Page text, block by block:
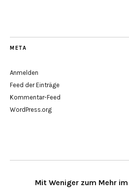
META
Anmelden
Feed der Einträge
Kommentar-Feed
WordPress.org
Mit Weniger zum Mehr